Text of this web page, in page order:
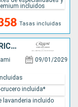
Tasas incluidas
incluidos
REPÚBLICA DOMINICANA, PUERTO RICO, FRANCIA, DOMINICA, SAN VINCENT Y LAS GRANADINAS, ESTADOS UNIDOS
09/01/2029
crucero incluida*
lavanderia incluido